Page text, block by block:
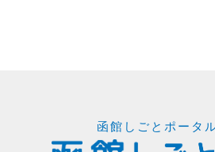
函館しごとポータ